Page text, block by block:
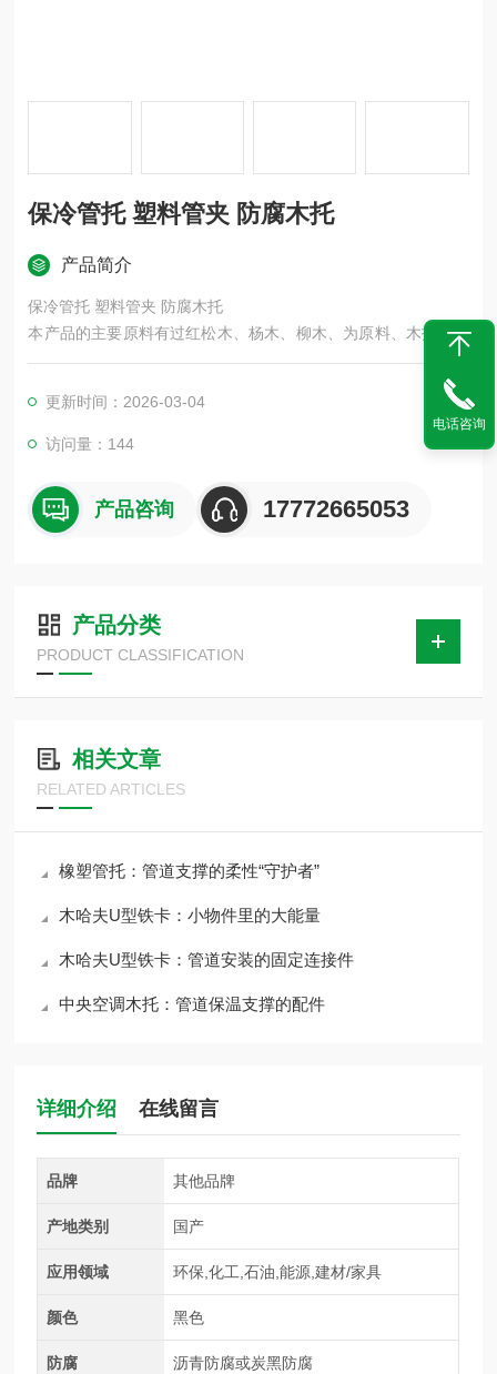
保冷管托 塑料管夹 防腐木托
产品简介
保冷管托 塑料管夹 防腐木托
本产品的主要原料有过红松木、杨木、柳木、为原料、木托表面
做防腐沥青柒的侵泡、此产品防腐性能比较好、可反复拆装和安
装。本产品适用于空调的管道安装及冶金、石油、化工、车辆、
船舶、电力等机械液压系统中的油、水安装。
更新时间：2026-03-04
访问量：144
产品咨询 17772665053
产品分类
PRODUCT CLASSIFICATION
相关文章
RELATED ARTICLES
橡塑管托：管道支撑的柔性“守护者”
木哈夫U型铁卡：小物件里的大能量
木哈夫U型铁卡：管道安装的固定连接件
中央空调木托：管道保温支撑的配件
详细介绍 在线留言
品牌 其他品牌
产地类别 国产
应用领域 环保,化工,石油,能源,建材/家具
颜色 黑色
防腐 沥青防腐或炭黑防腐
电话咨询